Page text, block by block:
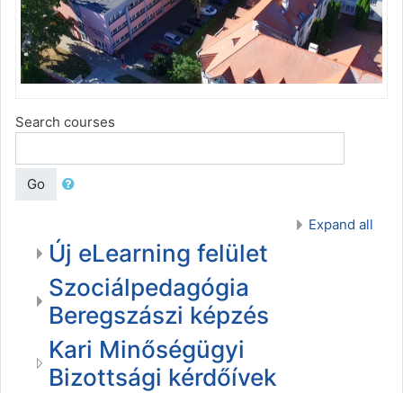
Search courses
Go
Expand all
Új eLearning felület
Szociálpedagógia
Beregszászi képzés
Kari Minőségügyi
Bizottsági kérdőívek